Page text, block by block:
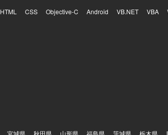
HTML CSS Objective-C Android VB.NET VBA
宮城県 秋田県 山形県 福島県 茨城県 栃木県